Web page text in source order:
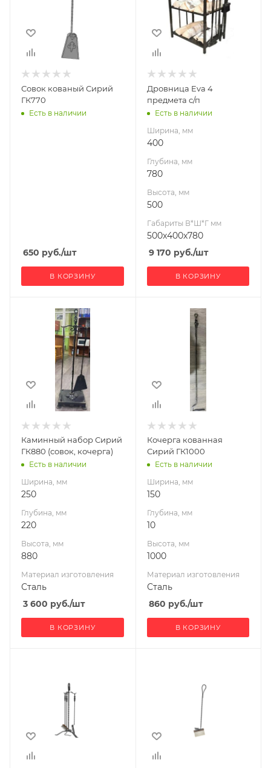
Совок кованый Сирий
ГК770
Есть в наличии
650 руб./шт
В КОРЗИНУ
Высота, мм
500
Габариты В*Ш*Г мм
Дровница Eva 4
предмета с/п
Есть в наличии
Ширина, мм
400
Глубина, мм
780
Высота, мм
500
Габариты В*Ш*Г мм
500x400x780
9 170 руб./шт
В КОРЗИНУ
Ширина, мм
Глубина, мм
Высота, мм
880
Материал
Сталь
Каминный набор Сирий
ГК880 (совок, кочерга)
Есть в наличии
Ширина, мм
250
Глубина, мм
220
Высота, мм
880
Материал изготовления
Сталь
3 600 руб./шт
В КОРЗИНУ
Ширина, мм
1000
Материал
Сталь
Кочерга кованная
Сирий ГК1000
Есть в наличии
Ширина, мм
150
Глубина, мм
10
Высота, мм
1000
Материал изготовления
Сталь
860 руб./шт
В КОРЗИНУ
Глубина, мм
Высота, мм
914
Материал